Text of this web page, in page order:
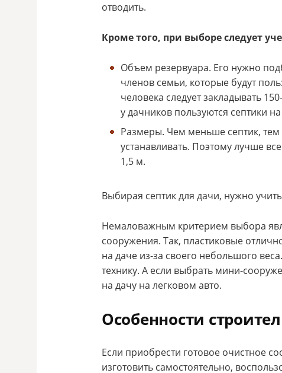
отводить.
Кроме того, при выборе следует
Объем резервуара. Его нужно
членов семьи, которые будут
человека следует закладывать
у дачников пользуются септики
Размеры. Чем меньше септик, тем
устанавливать. Поэтому лучше
1,5 м.
Выбирая септик для дачи, нужно
Немаловажным критерием выбора
сооружения. Так, пластиковые
на даче из-за своего небольшого
технику. А если выбрать мини-
на дачу на легковом авто.
Особенности
Если приобрести готовое очистное
изготовить самостоятельно,